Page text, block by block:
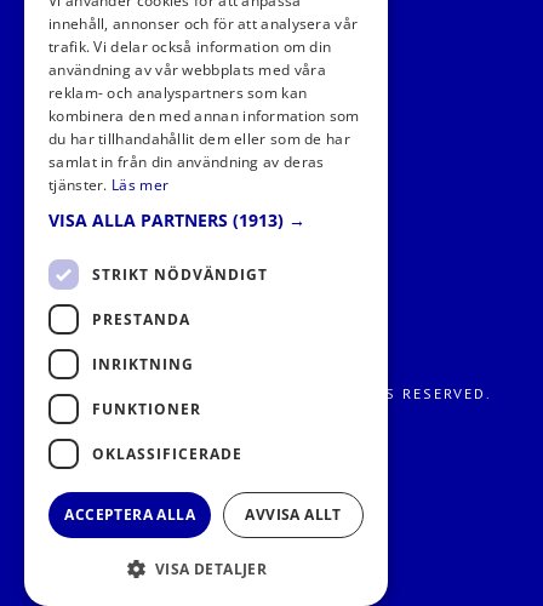
FÖLJ OSS I SOCIALA MEDIER
FRITIDS METROPOLEN AB 2026. ALL RIGHTS RESERVED.
innehåll, annonser och för att analysera vår
trafik. Vi delar också information om din
användning av vår webbplats med våra
reklam- och analyspartners som kan
kombinera den med annan information som
du har tillhandahållit dem eller som de har
samlat in från din användning av deras
tjänster. Läs mer
VISA ALLA PARTNERS (1913) →
STRIKT NÖDVÄNDIGT
PRESTANDA
INRIKTNING
FUNKTIONER
OKLASSIFICERADE
ACCEPTERA ALLA AVVISA ALLT
VISA DETALJER